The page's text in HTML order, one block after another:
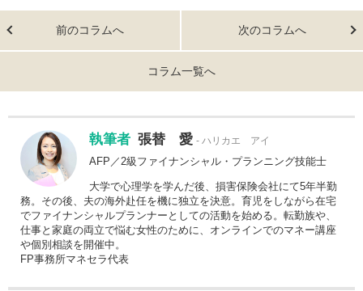
前のコラムへ 次のコラムへ
コラム一覧へ
執筆者 張替 愛 ハリカエ アイ
AFP／2級ファイナンシャル・プランニング技能士
大学で心理学を学んだ後、損害保険会社にて5年半勤
務。その後、夫の海外赴任を機に独立を決意。育児をしながら在宅
でファイナンシャルプランナーとしての活動を始める。転勤族や、
仕事と家庭の両立で悩む女性のために、オンラインでのマネー講座
や個別相談を開催中。
FP事務所マネセラ代表